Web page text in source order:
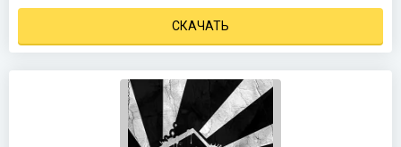
СКАЧАТЬ